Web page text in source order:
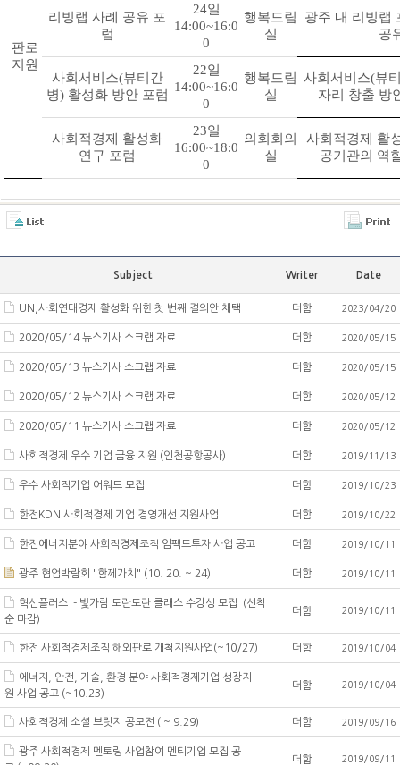
판로
지원
리빙랩 사례 공유 포
럼
24일
14:00~16:0
0
행복드림
실
광주 내 리빙랩
공
사회서비스(뷰티간
병) 활성화 방안 포럼
22일
14:00~16:0
0
행복드림
실
사회서비스(뷰
자리 창출 방
사회적경제 활성화
연구 포럼
23일
16:00~18:0
0
의회회의
실
사회적경제 활
공기관의 역
Subject Writer Date
UN,사회연대경제 활성화 위한 첫 번째 결의안 채택 더함 2023/04/20
2020/05/14 뉴스기사 스크랩 자료 더함 2020/05/15
2020/05/13 뉴스기사 스크랩 자료 더함 2020/05/15
2020/05/12 뉴스기사 스크랩 자료 더함 2020/05/12
2020/05/11 뉴스기사 스크랩 자료 더함 2020/05/12
사회적경제 우수 기업 금융 지원 (인천공항공사) 더함 2019/11/13
우수 사회적기업 어워드 모집 더함 2019/10/23
한전KDN 사회적경제 기업 경영개선 지원사업 더함 2019/10/22
한전에너지분야 사회적경제조직 임팩트투자 사업 공고 더함 2019/10/11
광주 협업박람회 "함께가치" (10. 20. ~ 24) 더함 2019/10/11
혁신플러스 - 빛가람 도란도란 클래스 수강생 모집 (선착
순 마감)
더함 2019/10/11
한전 사회적경제조직 해외판로 개척지원사업(~10/27) 더함 2019/10/04
에너지, 안전, 기술, 환경 분야 사회적경제기업 성장지
원 사업 공고 (~10.23)
더함 2019/10/04
사회적경제 소셜 브릿지 공모전 ( ~ 9.29) 더함 2019/09/16
광주 사회적경제 멘토링 사업참여 멘티기업 모집 공
더함 2019/09/11